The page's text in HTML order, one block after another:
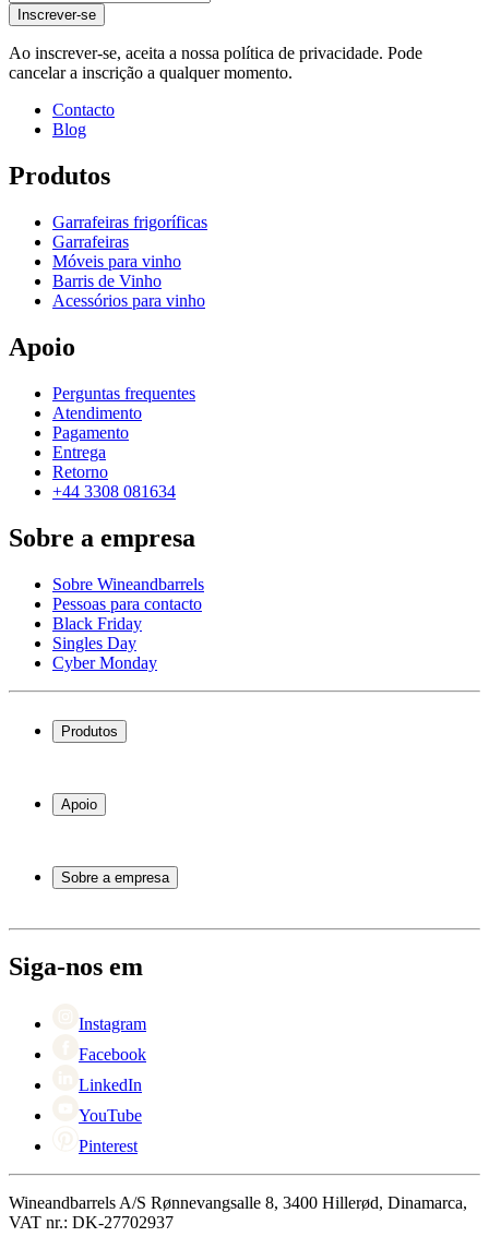
Inscrever-se
Ao inscrever-se, aceita a nossa política de privacidade. Pode
cancelar a inscrição a qualquer momento.
Contacto
Blog
Produtos
Garrafeiras frigoríficas
Garrafeiras
Móveis para vinho
Barris de Vinho
Acessórios para vinho
Apoio
Perguntas frequentes
Atendimento
Pagamento
Entrega
Retorno
+44 3308 081634
Sobre a empresa
Sobre Wineandbarrels
Pessoas para contacto
Black Friday
Singles Day
Cyber Monday
Produtos
Garrafeiras
Móveis para vinho
Apoio
Atendimento
Pagamento
Retorno
Sobre a empresa
Black Friday
Singles Day
Siga-nos em
Instagram
Facebook
LinkedIn
YouTube
Pinterest
Wineandbarrels A/S Rønnevangsalle 8, 3400 Hillerød, Dinamarca,
VAT nr.: DK-27702937